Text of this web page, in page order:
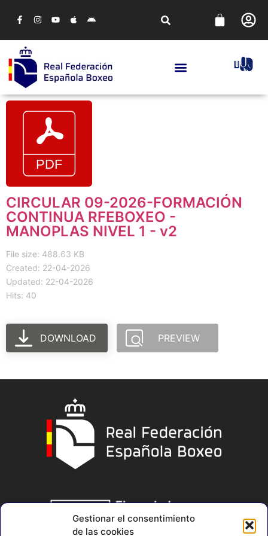
Gestionar el consentimiento
de las cookies
CIRCULAR 09-2026-FORMACIÓN
CONTINUA RFEBOXEO -
MANOPLAS NIVEL 1 - v2
File size: 488.63 KB
Created: 22-04-2026
Updated: 22-04-2026
Hits: 40
DOWNLOAD PREVIEW